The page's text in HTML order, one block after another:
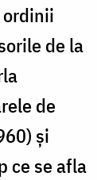
de la
de
și
ce se afla